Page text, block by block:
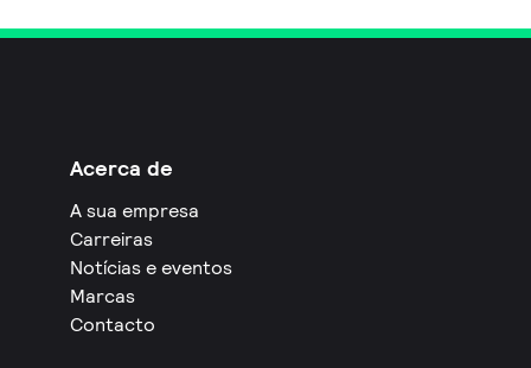
Acerca de
A sua empresa
Carreiras
Notícias e eventos
Marcas
Contacto